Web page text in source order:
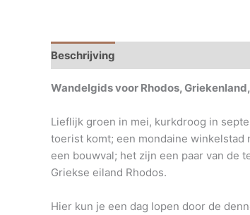
Beschrijving
Wandelgids voor Rhodos,
Lieflijk groen in mei, kurkdroog in
toerist komt; een mondaine
een bouwval; het zijn een paar van de
Griekse eiland Rhodos.
Hier kun je een dag lopen door de